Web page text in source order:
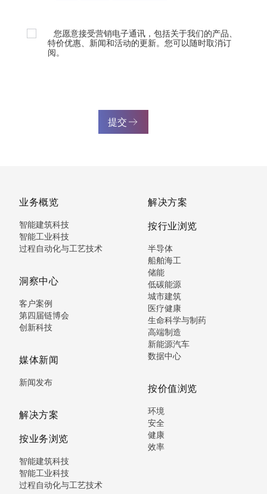
您愿意接受营销电子通讯，包括关于我们的产品、
特价优惠、新闻和活动的更新。您可以随时取消订
阅。
提交
业务概览
智能建筑科技
智能工业科技
过程自动化与工艺技术
洞察中心
客户案例
第四届链博会
创新科技
媒体新闻
新闻发布
解决方案
按业务浏览
智能建筑科技
智能工业科技
过程自动化与工艺技术
解决方案
按行业浏览
半导体
船舶海工
储能
低碳能源
城市建筑
医疗健康
生命科学与制药
高端制造
新能源汽车
数据中心
按价值浏览
环境
安全
健康
效率